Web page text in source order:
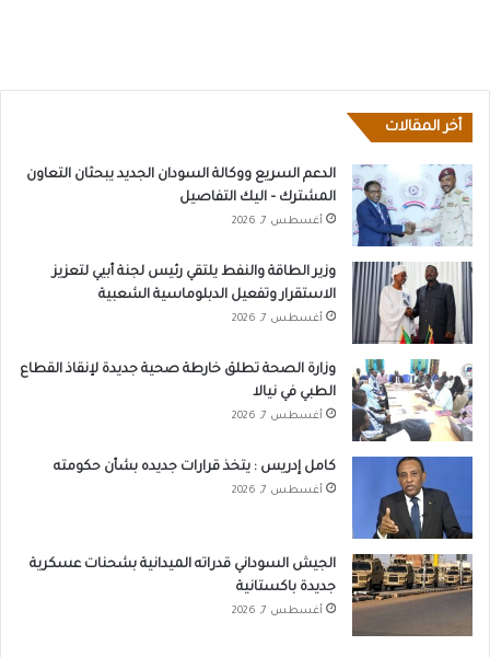
أخر المقالات
الدعم السريع ووكالة السودان الجديد يبحثان التعاون
المشترك – اليك التفاصيل
أغسطس 7, 2026
وزير الطاقة والنفط يلتقي رئيس لجنة أبيي لتعزيز
الاستقرار وتفعيل الدبلوماسية الشعبية
أغسطس 7, 2026
وزارة الصحة تطلق خارطة صحية جديدة لإنقاذ القطاع
الطبي في نيالا
أغسطس 7, 2026
كامل إدريس : يتخذ قرارات جديده بشأن حكومته
أغسطس 7, 2026
الجيش السوداني قدراته الميدانية بشحنات عسكرية
جديدة باكستانية
أغسطس 7, 2026